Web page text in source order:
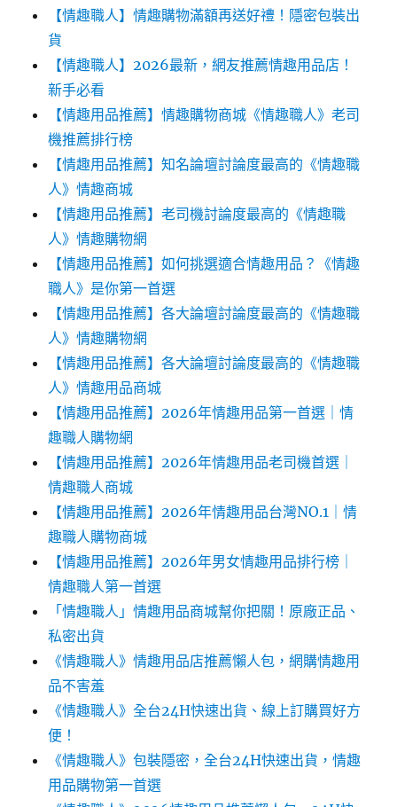
【情趣職人】情趣購物滿額再送好禮！隱密包裝出
貨
【情趣職人】2026最新，網友推薦情趣用品店！
新手必看
【情趣用品推薦】情趣購物商城《情趣職人》老司
機推薦排行榜
【情趣用品推薦】知名論壇討論度最高的《情趣職
人》情趣商城
【情趣用品推薦】老司機討論度最高的《情趣職
人》情趣購物網
【情趣用品推薦】如何挑選適合情趣用品？《情趣
職人》是你第一首選
【情趣用品推薦】各大論壇討論度最高的《情趣職
人》情趣購物網
【情趣用品推薦】各大論壇討論度最高的《情趣職
人》情趣用品商城
【情趣用品推薦】2026年情趣用品第一首選｜情
趣職人購物網
【情趣用品推薦】2026年情趣用品老司機首選｜
情趣職人商城
【情趣用品推薦】2026年情趣用品台灣NO.1｜情
趣職人購物商城
【情趣用品推薦】2026年男女情趣用品排行榜｜
情趣職人第一首選
「情趣職人」情趣用品商城幫你把關！原廠正品、
私密出貨
《情趣職人》情趣用品店推薦懶人包，網購情趣用
品不害羞
《情趣職人》全台24H快速出貨、線上訂購買好方
便！
《情趣職人》包裝隱密，全台24H快速出貨，情趣
用品購物第一首選